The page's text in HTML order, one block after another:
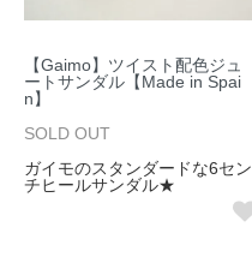
【Gaimo】ツイスト配色ジュ
ートサンダル【Made in Spai
n】
SOLD OUT
ガイモのスタンダードな6セン
チヒールサンダル★